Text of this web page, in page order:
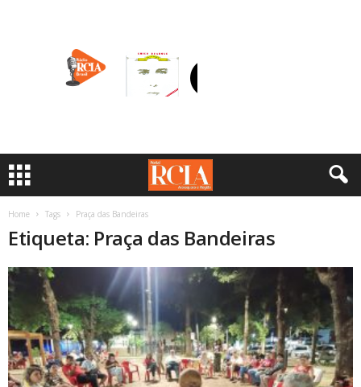
Home Tags Praça das Bandeiras
Etiqueta: Praça das Bandeiras